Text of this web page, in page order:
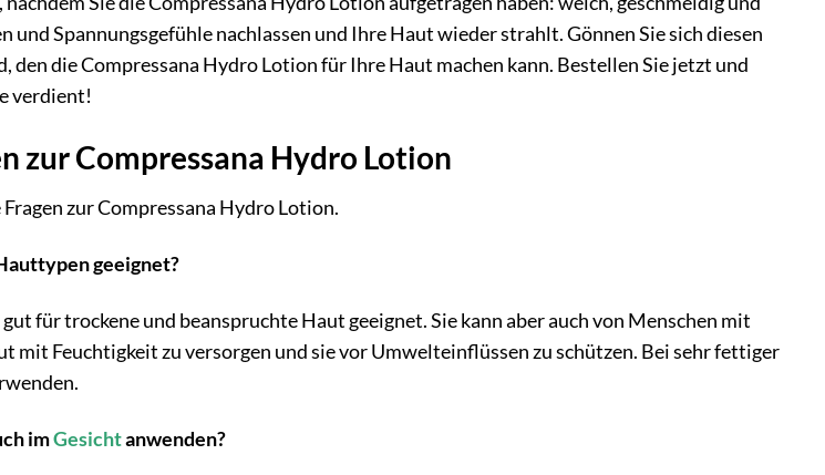
Spannungsgefühle nachlassen und Ihre Haut wieder strahlt. Gönnen Sie sich diesen
den die Compressana Hydro Lotion für Ihre Haut machen kann. Bestellen Sie jetzt und
verdient!
zur Compressana Hydro Lotion
zur Compressana Hydro Lotion.
geeignet?
für trockene und beanspruchte Haut geeignet. Sie kann aber auch von Menschen mit
mit Feuchtigkeit zu versorgen und sie vor Umwelteinflüssen zu schützen. Bei sehr fettiger
imGesichtanwenden?